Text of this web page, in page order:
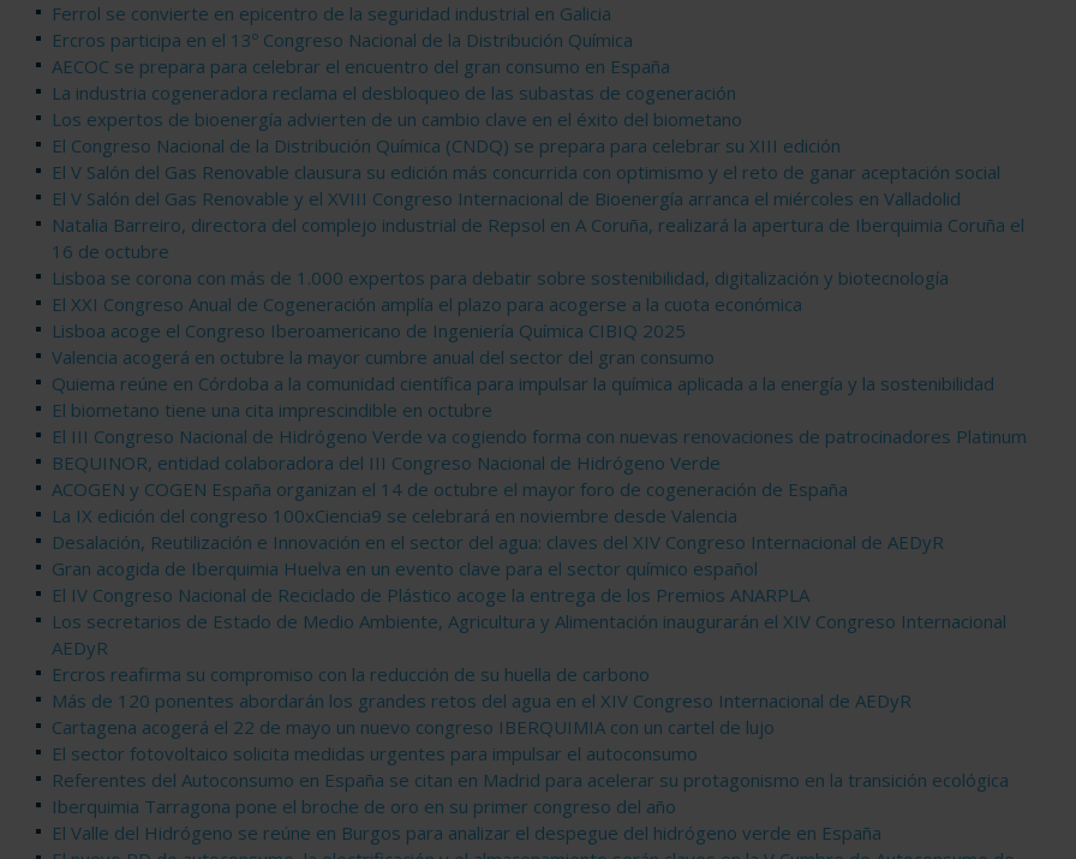
Ferrol se convierte en epicentro de la seguridad industrial en Galicia
Ercros participa en el 13º Congreso Nacional de la Distribución Química
AECOC se prepara para celebrar el encuentro del gran consumo en España
La industria cogeneradora reclama el desbloqueo de las subastas de cogeneración
Los expertos de bioenergía advierten de un cambio clave en el éxito del biometano
El Congreso Nacional de la Distribución Química (CNDQ) se prepara para celebrar su XIII edición
El V Salón del Gas Renovable clausura su edición más concurrida con optimismo y el reto de ganar aceptación social
El V Salón del Gas Renovable y el XVIII Congreso Internacional de Bioenergía arranca el miércoles en Valladolid
Natalia Barreiro, directora del complejo industrial de Repsol en A Coruña, realizará la apertura de Iberquimia Coruña el
16 de octubre
Lisboa se corona con más de 1.000 expertos para debatir sobre sostenibilidad, digitalización y biotecnología
El XXI Congreso Anual de Cogeneración amplía el plazo para acogerse a la cuota económica
Lisboa acoge el Congreso Iberoamericano de Ingeniería Química CIBIQ 2025
Valencia acogerá en octubre la mayor cumbre anual del sector del gran consumo
Quiema reúne en Córdoba a la comunidad científica para impulsar la química aplicada a la energía y la sostenibilidad
El biometano tiene una cita imprescindible en octubre
El III Congreso Nacional de Hidrógeno Verde va cogiendo forma con nuevas renovaciones de patrocinadores Platinum
BEQUINOR, entidad colaboradora del III Congreso Nacional de Hidrógeno Verde
ACOGEN y COGEN España organizan el 14 de octubre el mayor foro de cogeneración de España
La IX edición del congreso 100xCiencia9 se celebrará en noviembre desde Valencia
Desalación, Reutilización e Innovación en el sector del agua: claves del XIV Congreso Internacional de AEDyR
Gran acogida de Iberquimia Huelva en un evento clave para el sector químico español
El IV Congreso Nacional de Reciclado de Plástico acoge la entrega de los Premios ANARPLA
Los secretarios de Estado de Medio Ambiente, Agricultura y Alimentación inaugurarán el XIV Congreso Internacional
AEDyR
Ercros reafirma su compromiso con la reducción de su huella de carbono
Más de 120 ponentes abordarán los grandes retos del agua en el XIV Congreso Internacional de AEDyR
Cartagena acogerá el 22 de mayo un nuevo congreso IBERQUIMIA con un cartel de lujo
El sector fotovoltaico solicita medidas urgentes para impulsar el autoconsumo
Referentes del Autoconsumo en España se citan en Madrid para acelerar su protagonismo en la transición ecológica
Iberquimia Tarragona pone el broche de oro en su primer congreso del año
El Valle del Hidrógeno se reúne en Burgos para analizar el despegue del hidrógeno verde en España